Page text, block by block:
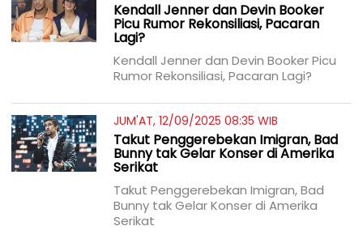
Kendall Jenner dan Devin Booker
Picu Rumor Rekonsiliasi, Pacaran
Lagi?
Kendall Jenner dan Devin Booker Picu
Rumor Rekonsiliasi, Pacaran Lagi?
JUM'AT, 12/09/2025 08:35 WIB
Takut Penggerebekan Imigran, Bad
Bunny tak Gelar Konser di Amerika
Serikat
Takut Penggerebekan Imigran, Bad
Bunny tak Gelar Konser di Amerika
Serikat